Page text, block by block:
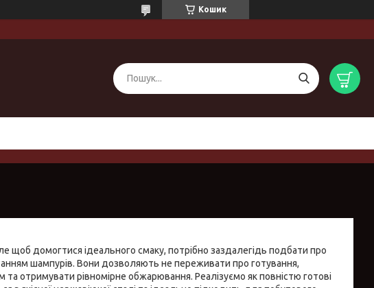
Кошик
щоб домогтися ідеального смаку, потрібно заздалегідь подбати про
шампурів. Вони дозволяють не переживати про готування,
отримувати рівномірне обжарювання. Реалізуємо як повністю готові